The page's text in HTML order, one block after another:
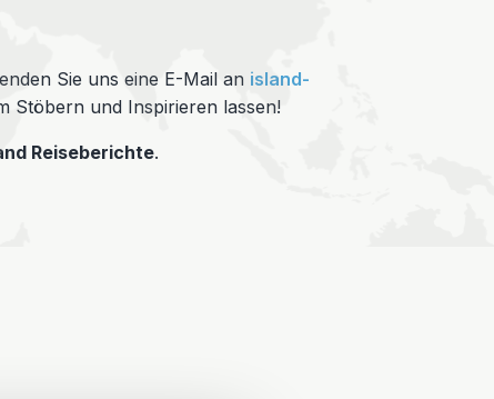
Sie uns eine E-Mail an island-
Stöbern und Inspirieren lassen!
Reiseberichte.